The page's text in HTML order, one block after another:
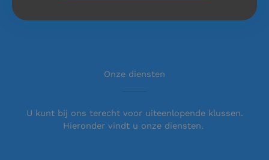
Onze diensten
U kunt bij ons terecht voor uiteenlopende klussen.
Hieronder vindt u onze diensten.